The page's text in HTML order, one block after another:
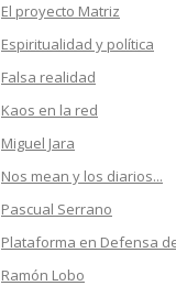
El proyecto Matriz
Espiritualidad y política
Falsa realidad
Kaos en la red
Miguel Jara
Nos mean y los diarios...
Pascual Serrano
Plataforma en Defensa
Ramón Lobo